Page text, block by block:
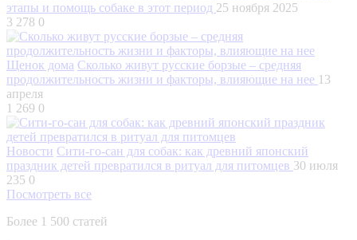
этапы и помощь собаке в этот период 25 ноября 2025
3 278 0
Щенок дома Сколько живут русские борзые – средняя
продолжительность жизни и факторы, влияющие на нее 13
апреля
1 269 0
Новости Сити-го-сан для собак: как древний японский
праздник детей превратился в ритуал для питомцев 30 июля
235 0
Посмотреть все
Более 1 500 статей